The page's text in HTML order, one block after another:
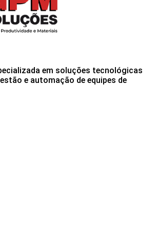
em soluções tecnológicas
e automação de equipes de